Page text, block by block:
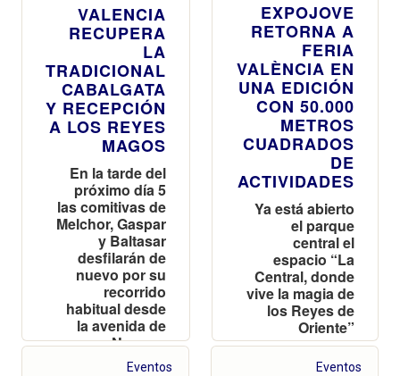
VALENCIA
RECUPERA
LA
TRADICIONAL
CABALGATA
Y RECEPCIÓN
A LOS REYES
MAGOS
En la tarde del
próximo día 5
las comitivas de
Melchor, Gaspar
y Baltasar
desfilarán de
nuevo por su
recorrido
habitual desde
la avenida de
Navarro
Reverter
EXPOJOVE
RETORNA A
FERIA
VALÈNCIA EN
UNA EDICIÓN
CON 50.000
METROS
CUADRADOS
DE
ACTIVIDADES
Ya está abierto
el parque
central el
espacio “La
Central, donde
vive la magia de
los Reyes de
Oriente”
Eventos Eventos